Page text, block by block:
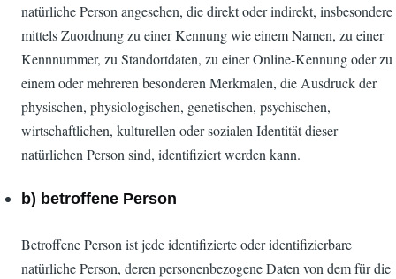
natürliche Person angesehen, die direkt oder indirekt, insbesondere
mittels Zuordnung zu einer Kennung wie einem Namen, zu einer
Kennnummer, zu Standortdaten, zu einer Online-Kennung oder zu
einem oder mehreren besonderen Merkmalen, die Ausdruck der
physischen, physiologischen, genetischen, psychischen,
wirtschaftlichen, kulturellen oder sozialen Identität dieser
natürlichen Person sind, identifiziert werden kann.
b) betroffene Person
Betroffene Person ist jede identifizierte oder identifizierbare
natürliche Person, deren personenbezogene Daten von dem für die